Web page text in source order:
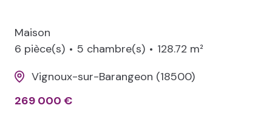
Maison
6 pièce(s)
5 chambre(s)
128.72 m²
Vignoux-sur-Barangeon (18500)
269 000 €